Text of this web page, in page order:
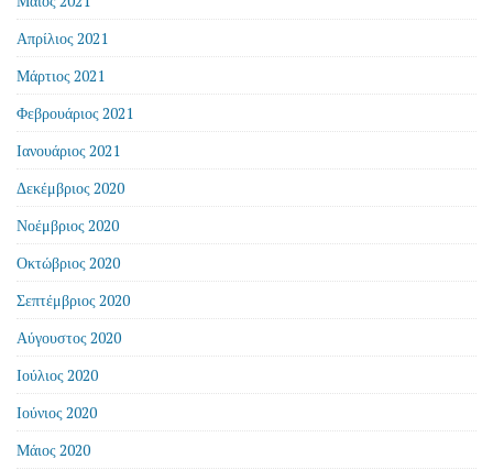
Απρίλιος 2021
Μάρτιος 2021
Φεβρουάριος 2021
Ιανουάριος 2021
Δεκέμβριος 2020
Νοέμβριος 2020
Οκτώβριος 2020
Σεπτέμβριος 2020
Αύγουστος 2020
Ιούλιος 2020
Ιούνιος 2020
Μάιος 2020